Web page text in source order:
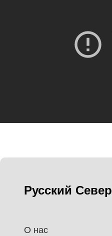
Русский Север
О нас